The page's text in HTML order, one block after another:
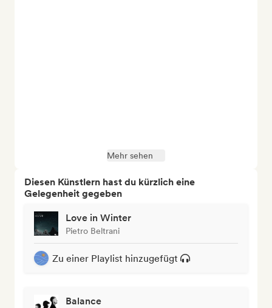
Mehr sehen
Diesen Künstlern hast du kürzlich eine
Gelegenheit gegeben
Love in Winter
Pietro Beltrani
Zu einer Playlist hinzugefügt
Balance